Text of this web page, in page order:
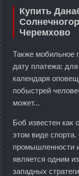
Купить
Черемхово
Также мобильное
дату платежа:
календаря
побыстрей
может...
Боб известен как
этом виде
промышленности
является одним
западных